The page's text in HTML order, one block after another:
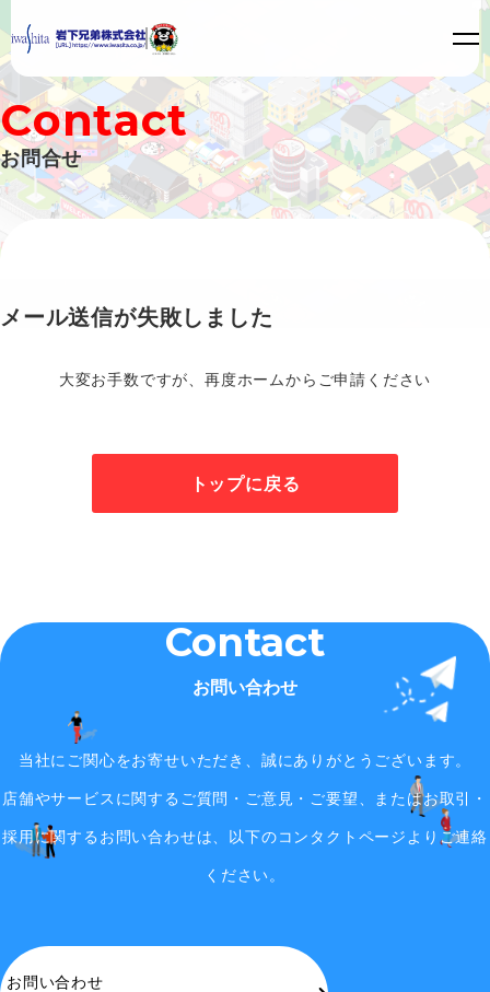
Contact
お問合せ
メール送信が失敗しました
大変お手数ですが、再度ホームからご申請ください
トップに戻る
Contact
お問い合わせ
当社にご関心をお寄せいただき、誠にありがとうございます。
店舗やサービスに関するご質問・ご意見・ご要望、またはお取引・
採用に関するお問い合わせは、 以下のコンタクトページよりご連絡
ください。
お問い合わせ